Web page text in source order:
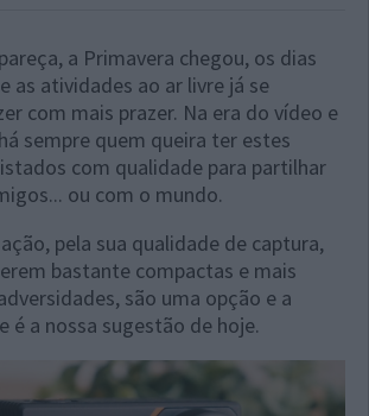
a Primavera chegou, os dias
as atividades ao ar livre já se
com mais prazer. Na era do vídeo e
sempre quem queira ter estes
com qualidade para partilhar
ou com o mundo.
pela sua qualidade de captura,
bastante compactas e mais
são uma opção e a
é a nossa sugestão de hoje.